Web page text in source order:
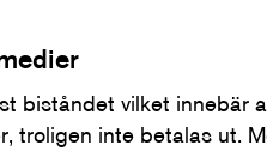
biståndet vilket innebär
troligen inte betalas ut.